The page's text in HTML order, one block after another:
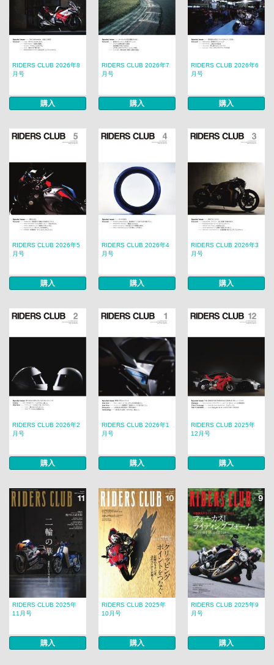
RIDERS CLUB 2026年8
月号
購入
RIDERS CLUB 2026年7
月号
購入
RIDERS CLUB 2026年6
月号
購入
RIDERS CLUB 2026年5
月号
購入
RIDERS CLUB 2026年4
月号
購入
RIDERS CLUB 2026年3
月号
購入
RIDERS CLUB 2026年2
月号
購入
RIDERS CLUB 2026年1
月号
購入
RIDERS CLUB 2025年
12月号
購入
RIDERS CLUB 2025年
11月号
購入
RIDERS CLUB 2025年
10月号
購入
RIDERS CLUB 2025年9
月号
購入